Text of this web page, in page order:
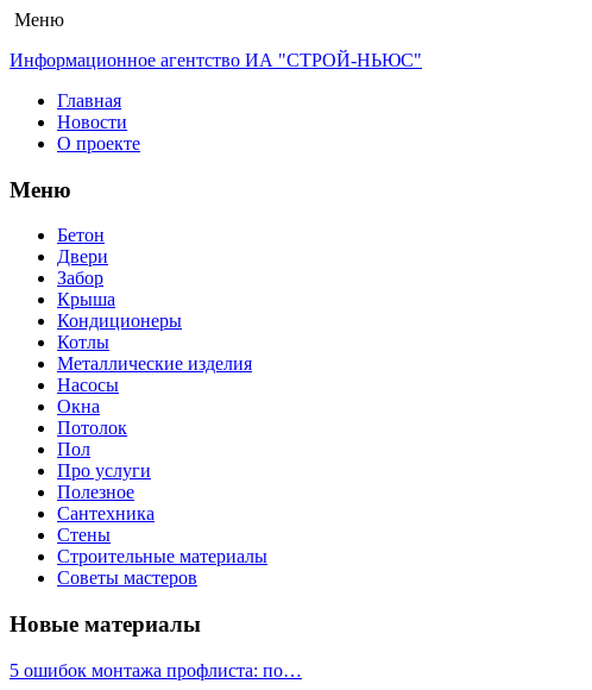
Меню
Информационное агентство ИА "СТРОЙ-НЬЮС"
Главная
Новости
О проекте
Меню
Бетон
Двери
Забор
Крыша
Кондиционеры
Котлы
Металлические изделия
Насосы
Окна
Потолок
Пол
Про услуги
Полезное
Сантехника
Стены
Строительные материалы
Советы мастеров
Новые материалы
5 ошибок монтажа профлиста: по…